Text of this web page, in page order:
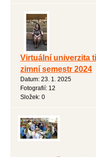
Virtuální univerzita
zimní semestr 2024
Datum: 23. 1. 2025
Fotografií: 12
Složek: 0